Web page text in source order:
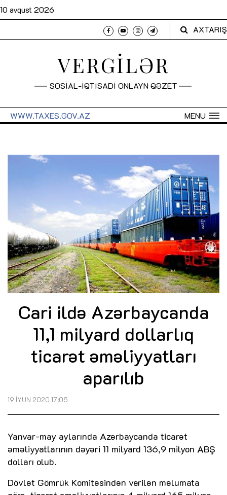
10 avqust 2026
AXTARIŞ
VERGİLƏR
SOSİAL-İQTİSADİ ONLAYN QƏZET
MENU
WWW.TAXES.GOV.AZ
Cari ildə Azərbaycanda
11,1 milyard dollarlıq
ticarət əməliyyatları
aparılıb
19 İYUN 2020 17:05
Yanvar-may aylarında Azərbaycanda ticarət
əməliyyatlarının dəyəri 11 milyard 136,9 milyon ABŞ
dolları olub.
Dövlət Gömrük Komitəsindən verilən məlumata